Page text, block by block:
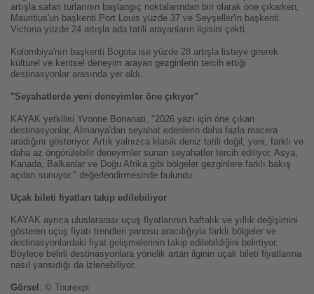
artışla safari turlarının başlangıç noktalarından biri olarak öne çıkarken,
Mauritius'un başkenti Port Louis yüzde 37 ve Seyşeller'in başkenti
Victoria yüzde 24 artışla ada tatili arayanların ilgisini çekti.
Kolombiya'nın başkenti Bogota ise yüzde 28 artışla listeye girerek
kültürel ve kentsel deneyim arayan gezginlerin tercih ettiği
destinasyonlar arasında yer aldı.
"Seyahatlerde yeni deneyimler öne çıkıyor"
KAYAK yetkilisi Yvonne Bonanati, "2026 yazı için öne çıkan
destinasyonlar, Almanya'dan seyahat edenlerin daha fazla macera
aradığını gösteriyor. Artık yalnızca klasik deniz tatili değil, yeni, farklı ve
daha az öngörülebilir deneyimler sunan seyahatler tercih ediliyor. Asya,
Kanada, Balkanlar ve Doğu Afrika gibi bölgeler gezginlere farklı bakış
açıları sunuyor." değerlendirmesinde bulundu.
Uçak bileti fiyatları takip edilebiliyor
KAYAK ayrıca uluslararası uçuş fiyatlarının haftalık ve yıllık değişimini
gösteren uçuş fiyatı trendleri panosu aracılığıyla farklı bölgeler ve
destinasyonlardaki fiyat gelişmelerinin takip edilebildiğini belirtiyor.
Böylece belirli destinasyonlara yönelik artan ilginin uçak bileti fiyatlarına
nasıl yansıdığı da izlenebiliyor.
Görsel : © Tourexpi